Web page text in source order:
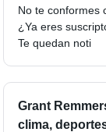
No te conformes
¿Ya eres
Te quedan noti
Grant
clima,